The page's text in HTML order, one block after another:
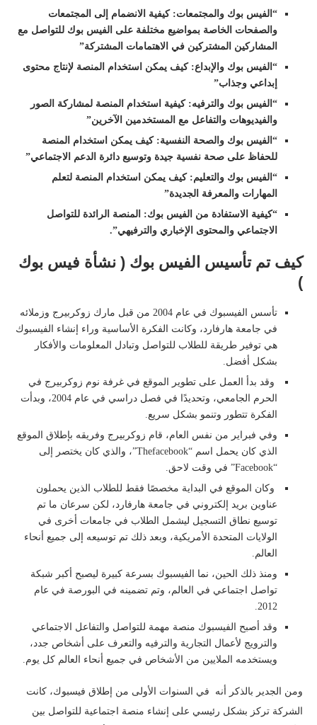
“الفيس بوك والمجتمعات: كيفية الانضمام إلى المجتمعات
والصفحات الخاصة بمواضيع مختلفة على الفيس بوك للتواصل مع
المشاركين المشتركين في الاهتمامات المشتركة”
“الفيس بوك والإبداع: كيف يمكن استخدام المنصة لإنتاج محتوى
إبداعي وجذاب”
“الفيس بوك والترفيه: كيفية استخدام المنصة لمشاركة الصور
والفيديوهات والتفاعل مع المستخدمين الآخرين”
“الفيس بوك والصحة النفسية: كيف يمكن استخدام المنصة
للحفاظ على صحة نفسية جيدة وتوسيع دائرة الدعم الاجتماعي”
“الفيس بوك والتعليم: كيف يمكن استخدام المنصة لتعلم
المهارات والمعرفة الجديدة”
“كيفية الاستفادة من الفيس بوك: المنصة الرائدة للتواصل
الاجتماعي والمحتوى الإخباري والترفيهي”.
كيف تم تأسيس الفيس بوك ( نشأة فيس بوك
)
تأسس الفيسبوك في عام 2004 من قبل مارك زوكربيرج وزملائه
في جامعة هارفارد، وكانت الفكرة الأساسية وراء إنشاء الفيسبوك
هي توفير طريقة للطلاب للتواصل وتبادل المعلومات والأفكار
بشكل أفضل.
وقد بدأ العمل على تطوير الموقع في غرفة نوم زوكربيرج في
الحرم الجامعي، وتحديدًا في فصل دراسي في عام 2004، وبدأت
الفكرة تتطور وتنمو بشكل سريع.
وفي فبراير من نفس العام، قام زوكربيرج وفريقه بإطلاق الموقع
الذي كان يحمل اسم “Thefacebook”، والذي كان يختصر إلى
“Facebook” في وقت لاحق.
وكان الموقع في البداية مخصصًا فقط للطلاب الذين يحملون
عناوين بريد إلكتروني في جامعة هارفارد، لكن سرعان ما تم
توسيع نطاق التسجيل ليشمل الطلاب في جامعات أخرى في
الولايات المتحدة الأمريكية، وبعد ذلك تم توسيعه إلى جميع أنحاء
العالم.
ومنذ ذلك الحين، نما الفيسبوك بسرعة كبيرة ليصبح أكبر شبكة
تواصل اجتماعي في العالم، وتم تضمينه في البورصة في عام
2012.
وقد أصبح الفيسبوك منصة مهمة للتواصل والتفاعل الاجتماعي
والترويج لأعمال التجارية والترفيه والتعرف على أشخاص جدد،
ويستخدمه الملايين من الأشخاص في جميع أنحاء العالم كل يوم.
ومن الجدير بالذكر أنه في السنوات الأولى من إطلاق فيسبوك، كانت
الشركة تركز بشكل رئيسي على إنشاء منصة اجتماعية للتواصل بين